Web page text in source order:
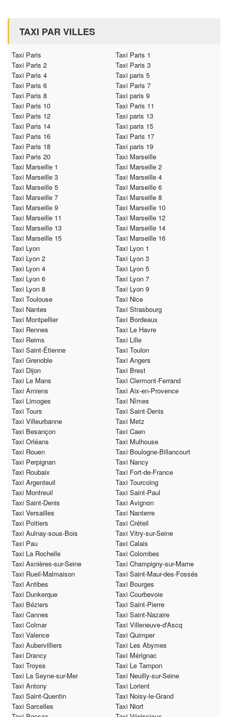
TAXI PAR VILLES
Taxi Paris
Taxi Paris 1
Taxi Paris 2
Taxi Paris 3
Taxi Paris 4
Taxi paris 5
Taxi Paris 6
Taxi Paris 7
Taxi Paris 8
Taxi paris 9
Taxi Paris 10
Taxi Paris 11
Taxi Paris 12
Taxi paris 13
Taxi Paris 14
Taxi paris 15
Taxi Paris 16
Taxi Paris 17
Taxi Paris 18
Taxi paris 19
Taxi Paris 20
Taxi Marseille
Taxi Marseille 1
Taxi Marseille 2
Taxi Marseille 3
Taxi Marseille 4
Taxi Marseille 5
Taxi Marseille 6
Taxi Marseille 7
Taxi Marseille 8
Taxi Marseille 9
Taxi Marseille 10
Taxi Marseille 11
Taxi Marseille 12
Taxi Marseille 13
Taxi Marseille 14
Taxi Marseille 15
Taxi Marseille 16
Taxi Lyon
Taxi Lyon 1
Taxi Lyon 2
Taxi Lyon 3
Taxi Lyon 4
Taxi Lyon 5
Taxi Lyon 6
Taxi Lyon 7
Taxi Lyon 8
Taxi Lyon 9
Taxi Toulouse
Taxi Nice
Taxi Nantes
Taxi Strasbourg
Taxi Montpellier
Taxi Bordeaux
Taxi Rennes
Taxi Le Havre
Taxi Reims
Taxi Lille
Taxi Saint-Étienne
Taxi Toulon
Taxi Grenoble
Taxi Angers
Taxi Dijon
Taxi Brest
Taxi Le Mans
Taxi Clermont-Ferrand
Taxi Amiens
Taxi Aix-en-Provence
Taxi Limoges
Taxi Nîmes
Taxi Tours
Taxi Saint-Denis
Taxi Villeurbanne
Taxi Metz
Taxi Besançon
Taxi Caen
Taxi Orléans
Taxi Mulhouse
Taxi Rouen
Taxi Boulogne-Billancourt
Taxi Perpignan
Taxi Nancy
Taxi Roubaix
Taxi Fort-de-France
Taxi Argenteuil
Taxi Tourcoing
Taxi Montreuil
Taxi Saint-Paul
Taxi Saint-Denis
Taxi Avignon
Taxi Versailles
Taxi Nanterre
Taxi Poitiers
Taxi Créteil
Taxi Aulnay-sous-Bois
Taxi Vitry-sur-Seine
Taxi Pau
Taxi Calais
Taxi La Rochelle
Taxi Colombes
Taxi Asnières-sur-Seine
Taxi Champigny-sur-Marne
Taxi Rueil-Malmaison
Taxi Saint-Maur-des-Fossés
Taxi Antibes
Taxi Bourges
Taxi Dunkerque
Taxi Courbevoie
Taxi Béziers
Taxi Saint-Pierre
Taxi Cannes
Taxi Saint-Nazaire
Taxi Colmar
Taxi Villeneuve-d'Ascq
Taxi Valence
Taxi Quimper
Taxi Aubervilliers
Taxi Les Abymes
Taxi Drancy
Taxi Mérignac
Taxi Troyes
Taxi Le Tampon
Taxi La Seyne-sur-Mer
Taxi Neuilly-sur-Seine
Taxi Antony
Taxi Lorient
Taxi Saint-Quentin
Taxi Noisy-le-Grand
Taxi Sarcelles
Taxi Niort